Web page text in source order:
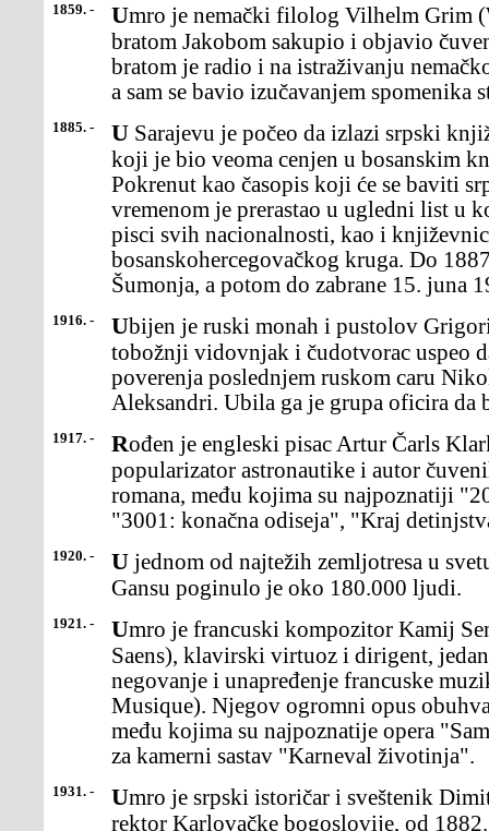
1859. - Umro je nemački filolog Vilhelm Grim (Wilhelm Grimm), koji je sa
bratom Jakobom sakupio i objavio
bratom je radio i na istraživanju
a sam se bavio izučavanjem spomenika
1885. - U Sarajevu je počeo da izlazi srpski književni list "Bosanska vila",
koji je bio veoma cenjen u bosanskim
Pokrenut kao časopis koji će se baviti
vremenom je prerastao u ugledni list u
pisci svih nacionalnosti, kao i
bosanskohercegovačkog kruga. Do
Šumonja, a potom do zabrane 15. juna
1916. - Ubijen je ruski monah i pustolov Grigorij Raspućin, koji je, kao
tobožnji vidovnjak i čudotvorac uspeo
poverenja poslednjem ruskom caru
Aleksandri. Ubila ga je grupa oficira da
1917. - Rođen je engleski pisac Artur Čarls Klark (Arthur Ćarles Clarke),
popularizator astronautike i autor
romana, među kojima su najpoznatiji
"3001: konačna odiseja", "Kraj
1920. - U jednom od najtežih zemljotresa u svetu, u kineskoj provinciji
Gansu poginulo je oko 180.000 ljudi.
1921. - Umro je francuski kompozitor Kamij Sen Sans (Camille Saint
Saens), klavirski virtuoz i dirigent,
negovanje i unapređenje francuske
Musique). Njegov ogromni opus
među kojima su najpoznatije opera
za kamerni sastav "Karneval životinja".
1931. - Umro je srpski istoričar i sveštenik Dimitrije Ruvarac, profesor i
rektor Karlovačke bogoslovije, od